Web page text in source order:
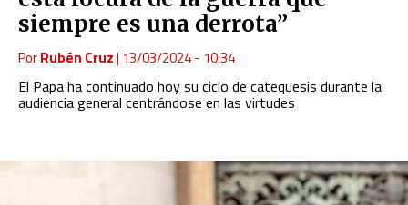
siempre es una derrota”
PorRubén Cruz| 13/03/2024 - 10:34
El Papa ha continuado hoy su ciclo de catequesis durante la
audiencia general centrándose en las virtudes